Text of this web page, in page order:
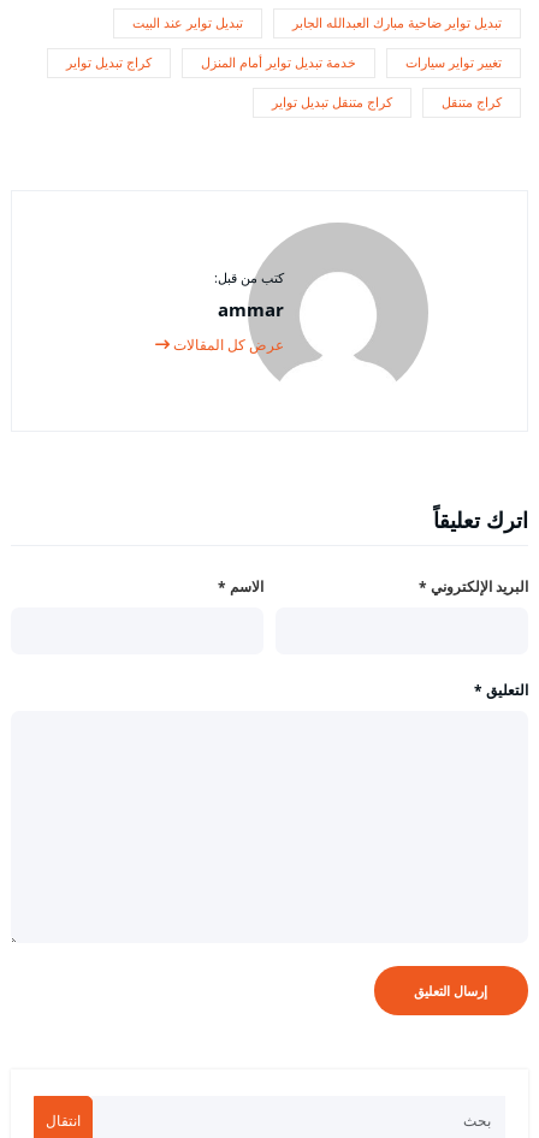
تبديل تواير ضاحية مبارك العبدالله الجابر تبديل تواير عند البيت
تغيير تواير سيارات خدمة تبديل تواير أمام المنزل كراج تبديل تواير
كراج متنقل كراج متنقل تبديل تواير
كتب من قبل:
ammar
عرض كل المقالات
اترك تعليقاً
الاسم * البريد الإلكتروني *
التعليق *
انتقال